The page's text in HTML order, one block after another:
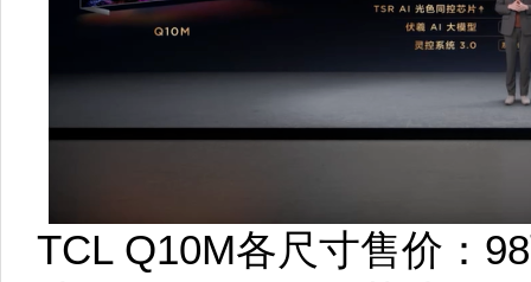
TCL Q10M各尺寸售价：